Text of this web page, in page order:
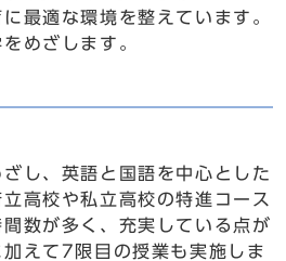
最適な環境を整えています。
めざします。
し、英語と国語を中心とした
高校や私立高校の特進コース
数が多く、充実している点が
えて7限目の授業も実施しま